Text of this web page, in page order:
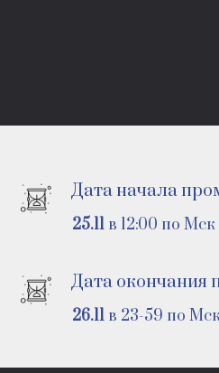
Дата начала
25.11 в 12:00 по Мск
Дата окончания
26.11 в 23-59 по